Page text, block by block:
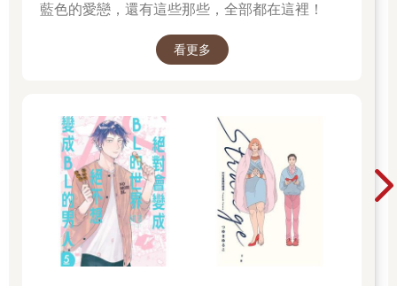
「近期狀況會出現變化，我允許你開始行動。」
這麼表示後，男子因焦躁和屈辱感而狠狠咬牙。
令人不快、厭煩又憤恨不已。
然而，倘若在這個關頭放棄，一切都將付諸流水。
為了讓自己的血脈繼續傳承下去，為了不讓這個血脈受到任何迫
害，為了留下和自己相聯繫的東西──他必須排除所有威脅。
藍色的愛戀，還有這些那些，全部都在這裡！
看更多